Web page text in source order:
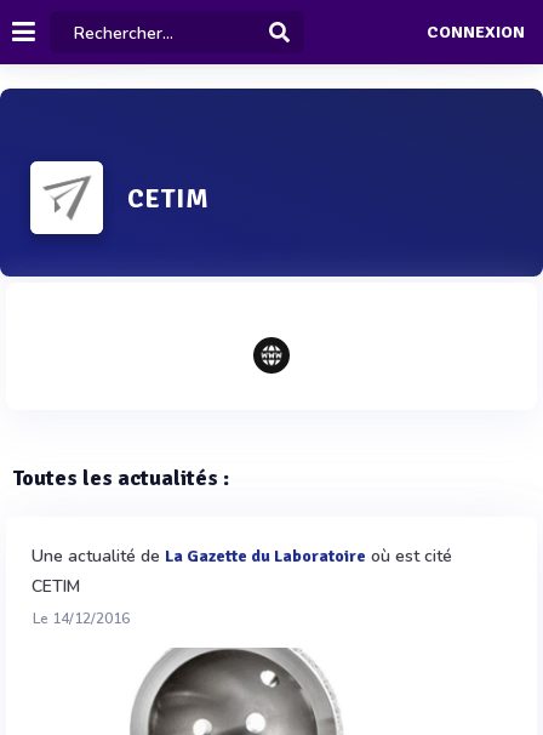
CONNEXION
CETIM
Toutes les actualités :
Une actualité de La Gazette du Laboratoire où est cité
CETIM
Le 14/12/2016